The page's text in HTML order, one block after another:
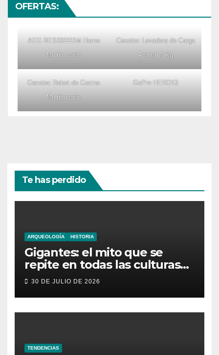
OFERTAS:
AEG BES331111M Horno
Multifunción
Cecotec Lavadora de Carga
Frontal 7 Kg
Cecotec Robot de Cocina
Multifunción
GoPro HERO13
Te has perdido
ARQUEOLOGÍA HISTORIA
Gigantes: el mito que se
repite en todas las culturas
del mundo
30 DE JULIO DE 2026
TENDENCIAS